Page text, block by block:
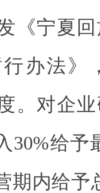
《宁夏
办法》
。对企
30%给予
期内给予